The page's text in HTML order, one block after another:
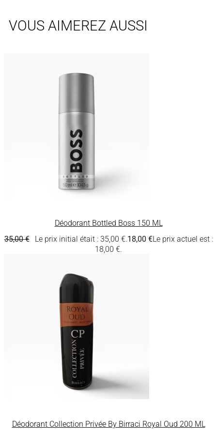
VOUS AIMEREZ AUSSI
Déodorant Bottled Boss 150 ML
35,00€ Le prix initial était : 35,00 €.18,00 €Le prix actuel est :
18,00 €.
Déodorant Collection Privée By Birraci Royal Oud 200 ML